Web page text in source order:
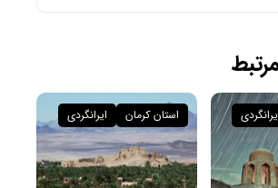
استان کرمان ایرانگردی